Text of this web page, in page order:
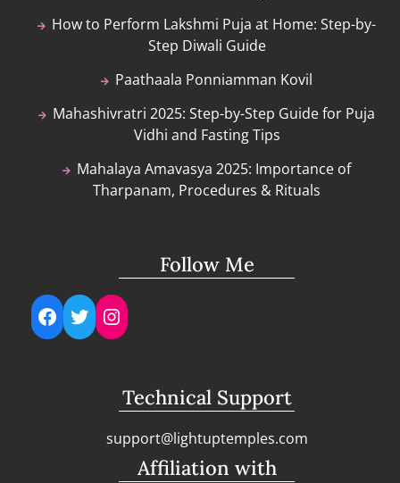
How to Perform Lakshmi Puja at Home: Step-by-
Step Diwali Guide
Paathaala Ponniamman Kovil
Mahashivratri 2025: Step-by-Step Guide for Puja
Vidhi and Fasting Tips
Mahalaya Amavasya 2025: Importance of
Tharpanam, Procedures & Rituals
Follow Me
Facebook
TwitterInstagram
Technical Support
support@lightuptemples.com
Affiliation with